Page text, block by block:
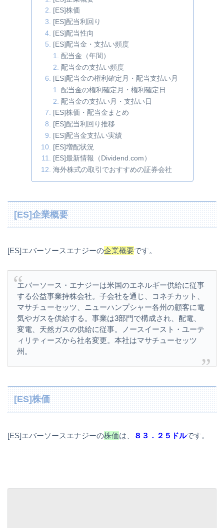
[ES]株価
[ES]配当利回り
[ES]配当性向
[ES]配当金・支払い頻度
配当金（年間）
配当金の支払い頻度
[ES]配当金の権利確定月・配当支払い月
配当金の権利確定月・権利確定日
配当金の支払い月・支払い日
[ES]株価・配当金まとめ
[ES]配当利回り推移
[ES]配当金支払い実績
[ES]増配状況
[ES]最新情報（Dividend.com）
海外株式の取引でおすすめの証券会社
[ES]企業概要
[ES]エバーソースエナジーの企業概要です。
エバーソース・エナジーは米国のエネルギー供給に従事
する公益事業持株会社。子会社を通じ、コネチカット、
マサチューセッツ、ニューハンプシャー各州の顧客に電
気やガスを供給する。事業は3部門で構成され、配電、
変電、天然ガスの供給に従事。ノースイースト・ユーテ
ィリティーズから社名変更。本社はマサチューセッツ
州。
[ES]株価
[ES]エバーソースエナジーの株価は、 ８３．２５ドルです。